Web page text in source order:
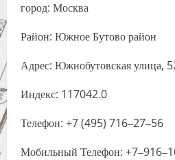
город: Москва
Район: Южное Бутово район
Адрес: Южнобутовская улица,
Индекс: 117042.0
Телефон: +7 (495) 716‒27‒56
Мобильный Телефон: